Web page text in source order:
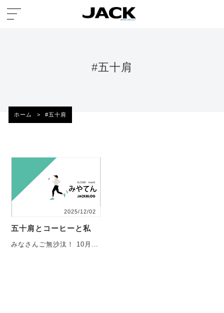
#五十肩
ホーム > #五十肩
2025/12/02
五十肩とコーヒーと私
みなさんご無沙汰！ 10月11